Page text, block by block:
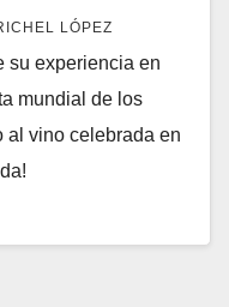
LÓPEZ
su experiencia en
mundial de los
al vino celebrada en